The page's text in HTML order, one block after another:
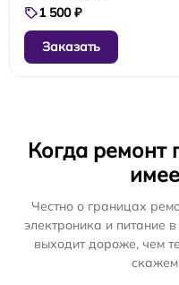
1 500 ₽
Заказать
Когда ремонт
Честно о границах
электроника и питание
выходит дороже, чем
скажем